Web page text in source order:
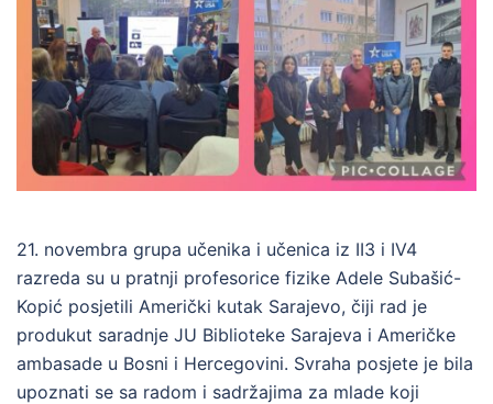
21. novembra grupa učenika i učenica iz II3 i IV4
razreda su u pratnji profesorice fizike Adele Subašić-
Kopić posjetili Američki kutak Sarajevo, čiji rad je
produkut saradnje JU Biblioteke Sarajeva i Američke
ambasade u Bosni i Hercegovini. Svraha posjete je bila
upoznati se sa radom i sadržajima za mlade koji